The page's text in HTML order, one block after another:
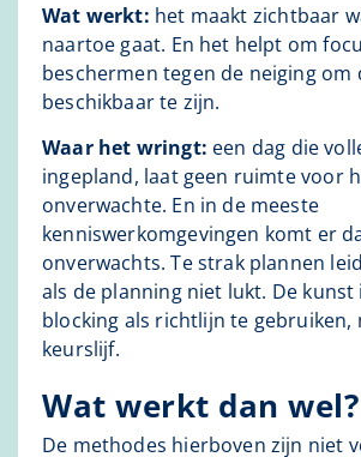
Wat werkt: het maakt zichtbaar
naartoe gaat. En het helpt om
beschermen tegen de neiging om
beschikbaar te zijn.
Waar het wringt: een dag die
ingepland, laat geen ruimte voor
onverwachte. En in de meeste
kenniswerkomgevingen komt er
onverwachts. Te strak plannen
als de planning niet lukt. De
blocking als richtlijn te gebruiken,
keurslijf.
Wat werkt dan wel?
De methodes hierboven zijn niet